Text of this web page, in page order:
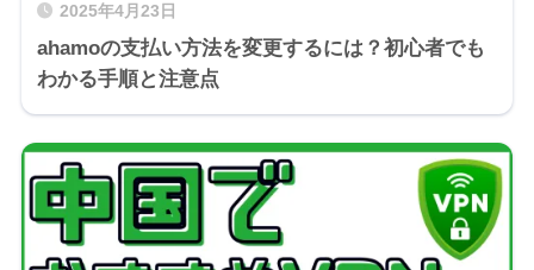
2025年4月23日
ahamoの支払い方法を変更するには？初心者でも
わかる手順と注意点